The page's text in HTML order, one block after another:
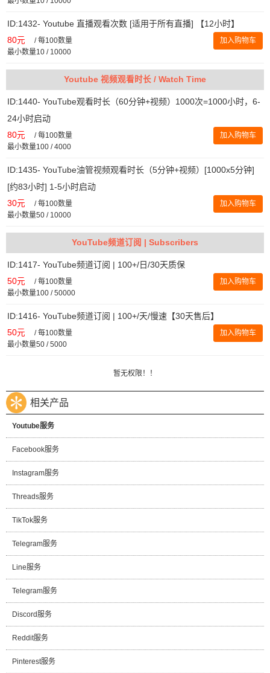
ID:1432- Youtube 直播观看次数 [适用于所有直播] 【12小时】
80元 /每100数量
最小数量10 / 10000
加入购物车
Youtube 视频观看时长 / Watch Time
ID:1440- YouTube观看时长（60分钟+视频）1000次=1000小时，6-
24小时启动
80元 /每100数量
最小数量100 / 4000
加入购物车
ID:1435- YouTube油管视频观看时长（5分钟+视频）[1000x5分钟]
[约83小时] 1-5小时启动
30元 /每100数量
最小数量50 / 10000
加入购物车
YouTube频道订阅 | Subscribers
ID:1417- YouTube频道订阅 | 100+/日/30天质保
50元 /每100数量
最小数量100 / 50000
加入购物车
ID:1416- YouTube频道订阅 | 100+/天/慢速【30天售后】
50元 /每100数量
最小数量50 / 5000
加入购物车
暂无权限！！
相关产品
Youtube服务
Facebook服务
Instagram服务
Threads服务
TikTok服务
Telegram服务
Line服务
Telegram服务
Discord服务
Reddit服务
Pinterest服务